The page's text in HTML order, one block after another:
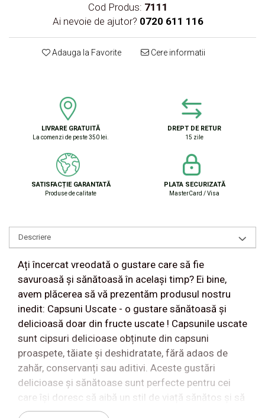
Cod Produs: 7111
Ai nevoie de ajutor? 0720 611 116
Adauga la Favorite Cere informatii
LIVRARE GRATUITĂ
La comenzi de peste 350 lei.
DREPT DE RETUR
15 zile
SATISFACȚIE GARANTATĂ
Produse de calitate
PLATA SECURIZATĂ
MasterCard / Visa
Descriere
Ați încercat vreodată o gustare care să fie
savuroasă și sănătoasă în același timp? Ei bine,
avem plăcerea să vă prezentăm produsul nostru
inedit: Capsuni Uscate - o gustare sănătoasă și
delicioasă doar din fructe uscate ! Capsunile uscate
sunt cipsuri delicioase obținute din capsuni
proaspete, tăiate și deshidratate, fără adaos de
zahăr, conservanți sau aditivi. Aceste gustări
delicioase și sănătoase sunt perfecte pentru cei
care își doresc să aibă un stil de viață sănătos și să
se bucure de gustări gustoase în același timp.